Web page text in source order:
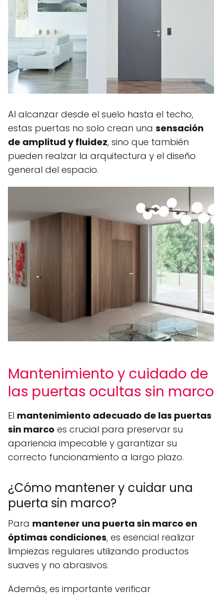
Al alcanzar desde el suelo hasta el techo,
estas puertas no solo crean una sensación
de amplitud y fluidez, sino que también
pueden realzar la arquitectura y el diseño
general del espacio.
Mantenimiento y cuidado de
las puertas ocultas sin marco
El mantenimiento adecuado de las puertas
sin marco es crucial para preservar su
apariencia impecable y garantizar su
correcto funcionamiento a largo plazo.
¿Cómo mantener y cuidar una
puerta sin marco?
Para mantener una puerta sin marco en
óptimas condiciones, es esencial realizar
limpiezas regulares utilizando productos
suaves y no abrasivos.
Además, es importante verificar